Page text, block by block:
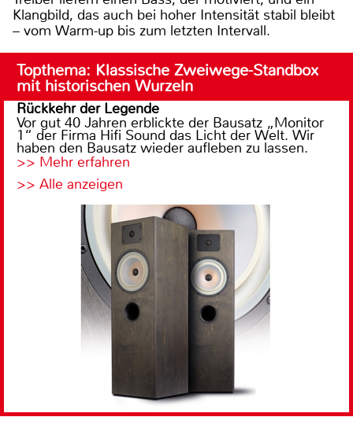
Klangbild, das auch bei hoher Intensität stabil bleibt
– vom Warm-up bis zum letzten Intervall.
Topthema: Klassische Zweiwege-Standbox
mit historischen Wurzeln
Rückkehr der Legende
Vor gut 40 Jahren erblickte der Bausatz „Monitor
1“ der Firma Hifi Sound das Licht der Welt. Wir
haben den Bausatz wieder aufleben zu lassen.
>> Mehr erfahren
>> Alle anzeigen